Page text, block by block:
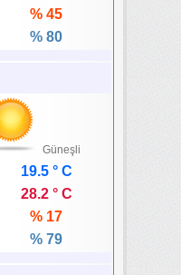
% 45
% 80
Güneşli
19.5 ° C
28.2 ° C
% 17
% 79